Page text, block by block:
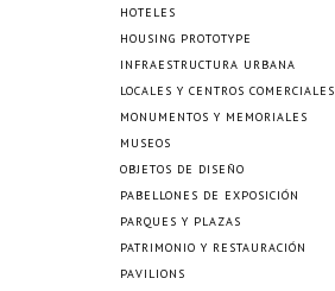
HOTELES
HOUSING PROTOTYPE
INFRAESTRUCTURA URBANA
LOCALES Y CENTROS COMERCIALES
MONUMENTOS Y MEMORIALES
MUSEOS
OBJETOS DE DISEÑO
PABELLONES DE EXPOSICIÓN
PARQUES Y PLAZAS
PATRIMONIO Y RESTAURACIÓN
PAVILIONS